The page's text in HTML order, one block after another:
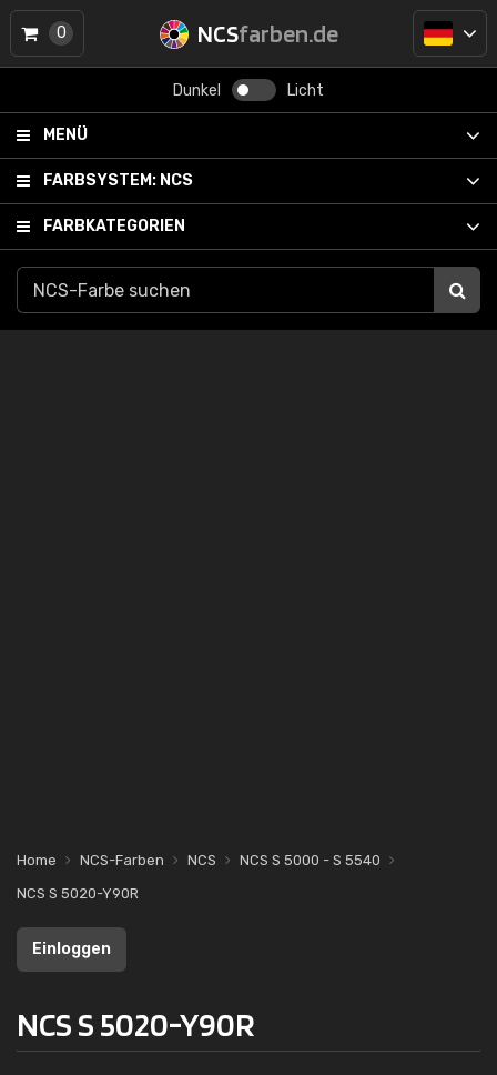
NCSfarben.de
Dunkel Licht
MENÜ
FARBSYSTEM: NCS
FARBKATEGORIEN
0
Home NCS-Farben NCS
NCS S 5000 - S 5540
NCS S 5020-Y90R
Einloggen
NCS S 5020-Y90R